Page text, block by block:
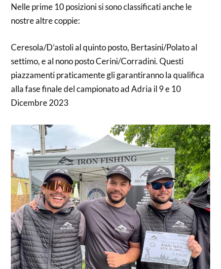
Nelle prime 10 posizioni si sono classificati anche le
nostre altre coppie:
Ceresola/D’astoli al quinto posto, Bertasini/Polato al
settimo, e al nono posto Cerini/Corradini. Questi
piazzamenti praticamente gli garantiranno la qualifica
alla fase finale del campionato ad Adria il 9 e 10
Dicembre 2023